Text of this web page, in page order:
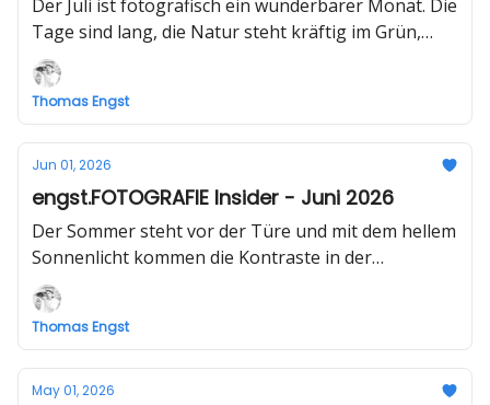
Der Juli ist fotografisch ein wunderbarer Monat. Die
Tage sind lang, die Natur steht kräftig im Grün,
Wiesen blühen, Städte wirken lebendig und die
Abende schenken oft ein besonders warmes Licht.
Beste Vorraussetzungen also um mit der Kamera
loszuziehen.
Thomas Engst
Jun 01, 2026
engst.FOTOGRAFIE Insider - Juni 2026
Der Sommer steht vor der Türe und mit dem hellem
Sonnenlicht kommen die Kontraste in der
Fotografie. Nach dem Lesen dieser Ausgabe bist du
bestens auf das harte Licht des Sommers
vorbereitet.
Thomas Engst
May 01, 2026